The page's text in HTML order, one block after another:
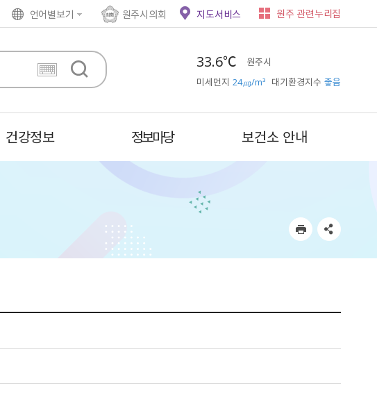
언어별보기 원주시의회 지도서비스 원주 관련누리집
33.6℃
원주시
미세먼지 24㎍/m³ 대기환경지수 좋음
건강정보 정보마당 보건소 안내